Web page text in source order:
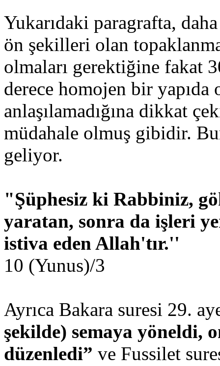
Yukarıdaki paragrafta,
ön şekilleri olan
olmaları gerektiğine fakat
derece homojen bir
anlaşılamadığına dikkat
müdahale olmuş gibidir.
geliyor.
"Şüphesiz ki Rabbiniz,
yaratan, sonra da işleri
istiva eden Allah'tır.''
10 (Yunus)/3
Ayrıca Bakara suresi 29.
şekilde) semaya yöneldi,
düzenledi” ve Fussilet